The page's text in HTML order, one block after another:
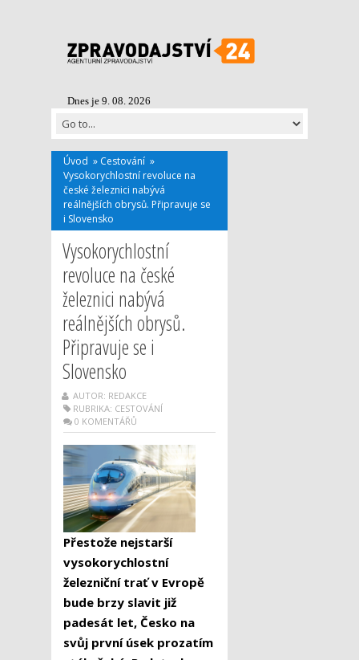
Dnes je 9. 08. 2026
Úvod » Cestování »
Vysokorychlostní revoluce na
české železnici nabývá
reálnějších obrysů. Připravuje se
i Slovensko
Vysokorychlostní
revoluce na české
železnici nabývá
reálnějších obrysů.
Připravuje se i
Slovensko
AUTOR: REDAKCE
RUBRIKA: CESTOVÁNÍ
0 KOMENTÁŘŮ
Přestože nejstarší
vysokorychlostní
železniční trať v Evropě
bude brzy slavit již
padesát let, Česko na
svůj první úsek prozatím